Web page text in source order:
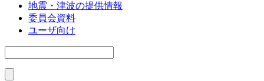
地震・津波の提供情報
委員会資料
ユーザ向け